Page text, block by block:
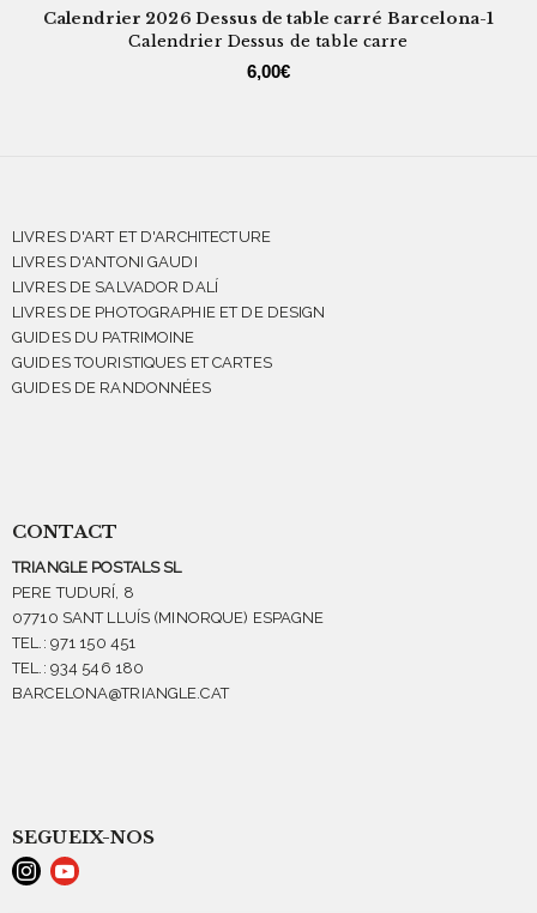
Calendrier 2026 Dessus de table carré Barcelona-1
Calendrier Dessus de table carre
6,00€
LIVRES D'ART ET D'ARCHITECTURE
LIVRES D'ANTONI GAUDI
LIVRES DE SALVADOR DALÍ
LIVRES DE PHOTOGRAPHIE ET DE DESIGN
GUIDES DU PATRIMOINE
GUIDES TOURISTIQUES ET CARTES
GUIDES DE RANDONNÉES
CONTACT
TRIANGLE POSTALS SL
PERE TUDURÍ, 8
07710 SANT LLUÍS (MINORQUE) ESPAGNE
TEL.: 971 150 451
TEL.: 934 546 180
BARCELONA@TRIANGLE.CAT
SEGUEIX-NOS